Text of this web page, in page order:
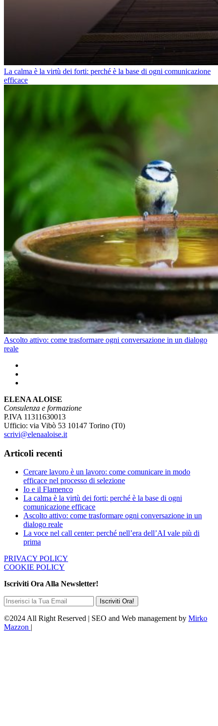
La calma è la virtù dei forti: perché è la base di ogni comunicazione
efficace
Ascolto attivo: come trasformare ogni conversazione in un dialogo
reale
ELENA ALOISE
Consulenza e formazione
P.IVA 11311630013
Ufficio: via Vibò 53 10147 Torino (T0)
scrivi@elenaaloise.it
Articoli recenti
Cercare lavoro è un lavoro: come comunicare in modo
efficace nel processo di selezione
Io e il Flamenco
La calma è la virtù dei forti: perché è la base di ogni
comunicazione efficace
Ascolto attivo: come trasformare ogni conversazione in un
dialogo reale
La voce nel call center: perché nell’era dell’AI vale più di
prima
PRIVACY POLICY
COOKIE POLICY
Iscriviti Ora Alla Newsletter!
©2024 All Right Reserved | SEO and Web management by Mirko
Mazzon |